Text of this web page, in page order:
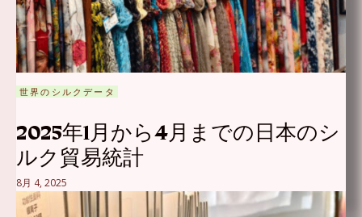
世界のシルクデータ
2025年1月から4月までの日本のシ
ルク貿易統計
8月 4, 2025